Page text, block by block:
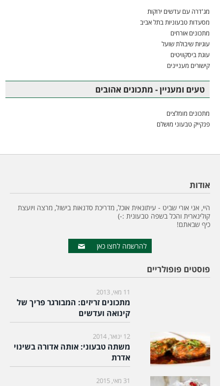
מג'דרה עם עדשים ירוקות
מסעדות טבעוניות בתל אביב
מתכונים אורחים
עוגיות שיבולת שועל
עוגת ביסקוויטים
קישורים מעניינים
טעים ומעניין - מתכונים אהובים
מתכונים מומלצים
פנקייק טבעוני מושלם
אודות
היי, אני אורי שביט - עיתונאית אוכל, מדריכת סדנאות בישול, מרצה ויועצת
קולינארית והכל בשפה טבעונית :-)
כיף שבאתם!
להרשמה לחצו כאן
פוסטים פופולריים
11 מאי, 2013
מתכונים זריזים: המבורגר פריך של
קינואה ועדשים
12 ינואר, 2014
משתה טבעוני: אותה אדורה בשינוי
אדרת
31 מאי, 2015